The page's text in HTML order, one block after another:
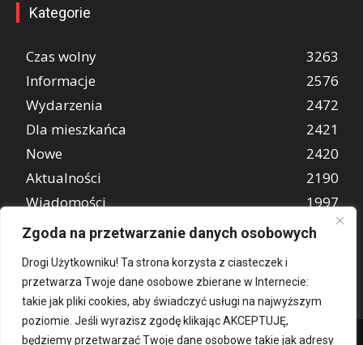
Zgoda na przetwarzanie danych osobowych
Drogi Użytkowniku! Ta strona korzysta z ciasteczek i
przetwarza Twoje dane osobowe zbierane w Internecie:
takie jak pliki cookies, aby świadczyć usługi na najwyższym
poziomie. Jeśli wyrazisz zgodę klikając AKCEPTUJĘ,
będziemy przetwarzać Twoje dane osobowe takie jak adresy
Kategorie
Czas wolny
3263
Informacje
2576
Wydarzenia
2472
Dla mieszkańca
2421
Nowe
2420
Aktualności
2190
Wiadomości
1997
REKLAMA
849